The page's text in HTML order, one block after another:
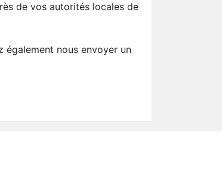
de vos autorités locales de
également nous envoyer un